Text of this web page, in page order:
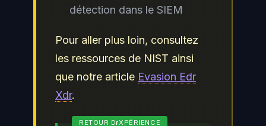
détection dans le SIEM
Pour aller plus loin, consultez
les ressources de NIST ainsi
que notre article Evasion Edr
Xdr.